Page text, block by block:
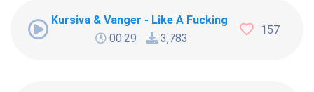
Kursiva & Vanger - Like A Fucking Newbie
00:29
3,783
157